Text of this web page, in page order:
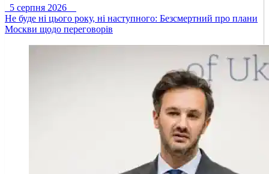
5 серпня 2026
Не буде ні цього року, ні наступного: Безсмертний про плани
Москви щодо переговорів